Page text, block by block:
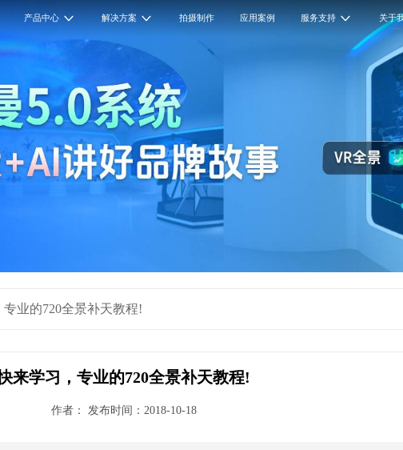
产品中心 解决方案 拍摄制作 应用案例 服务支持 关于
业的720全景补天教程!
来学习，专业的720全景补天教程!
作者： 发布时间：2018-10-18